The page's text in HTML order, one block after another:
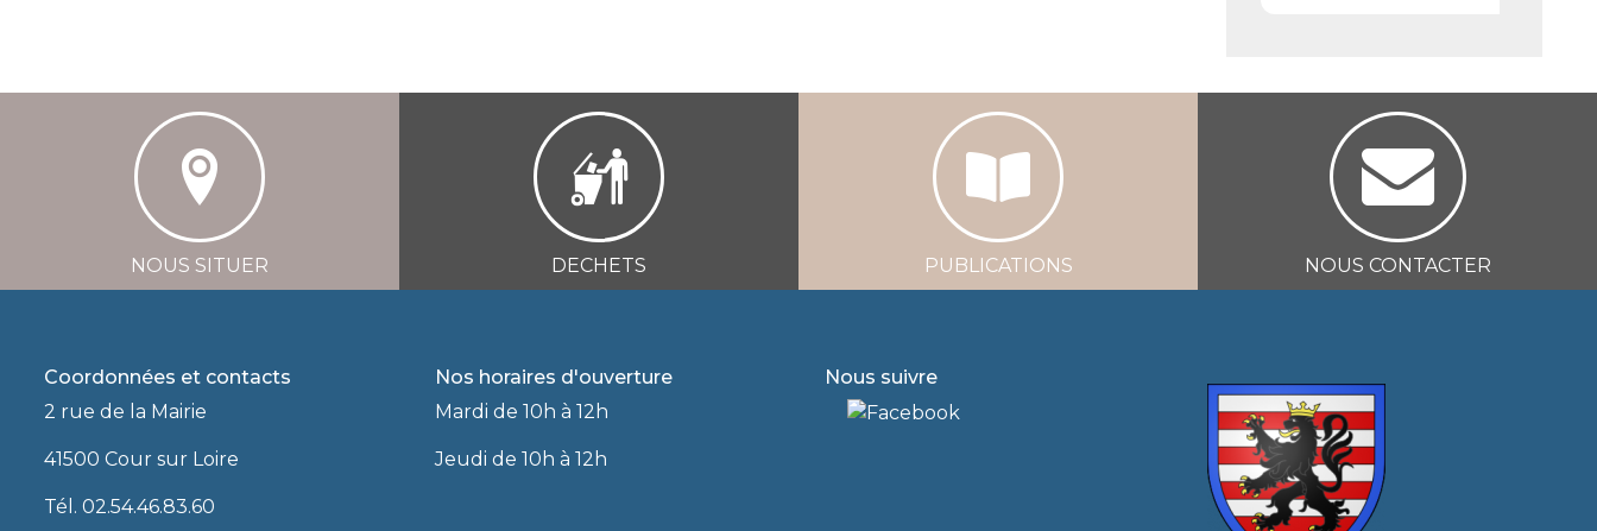
NOUS SITUER DECHETS PUBLICATIONS NOUS CONTACTER
Coordonnées et contacts
2 rue de la Mairie
41500 Cour sur Loire
Tél. 02.54.46.83.60
Nos horaires d'ouverture
Mardi de 10h à 12h
Jeudi de 10h à 12h
Nous suivre